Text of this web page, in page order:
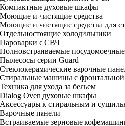
Компактные духовые шкафы
Моющие и чистящие средства
Моющие и чистящие средства для
Отдельностоящие холодильники
Пароварки с СВЧ
Полновстраиваемые
Пылесосы серии Guard
Стеклокерамические варочные
Стиральные машины с фронтальной
Техника для ухода за бельем
Dialog Oven духовые шкафы
Аксессуары к стиральным и
Варочные панели
Встраиваемые зерновые